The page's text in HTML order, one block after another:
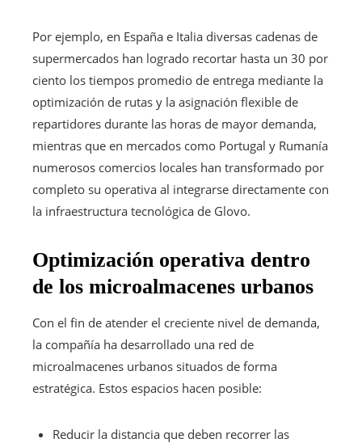
Por ejemplo, en España e Italia diversas cadenas de
supermercados han logrado recortar hasta un 30 por
ciento los tiempos promedio de entrega mediante la
optimización de rutas y la asignación flexible de
repartidores durante las horas de mayor demanda,
mientras que en mercados como Portugal y Rumanía
numerosos comercios locales han transformado por
completo su operativa al integrarse directamente con
la infraestructura tecnológica de Glovo.
Optimización operativa dentro
de los microalmacenes urbanos
Con el fin de atender el creciente nivel de demanda,
la compañía ha desarrollado una red de
microalmacenes urbanos situados de forma
estratégica. Estos espacios hacen posible:
Reducir la distancia que deben recorrer las